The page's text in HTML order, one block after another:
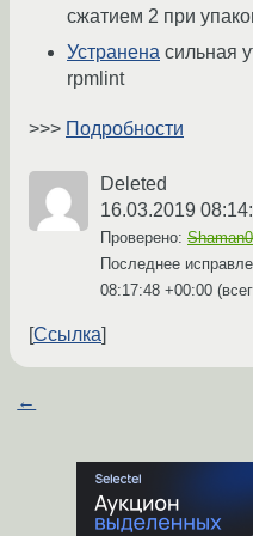
сжатием 2 при
Устранена сильная
rpmlint
>>> Подробности
Deleted
16.03.2019
Проверено:
Последнее
08:17:48 +00:00
Ссылка
←